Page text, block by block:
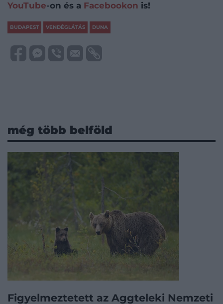
YouTube-on és a Facebookon is!
BUDAPEST VENDÉGLÁTÁS DUNA
még több belföld
Figyelmeztetett az Aggteleki Nemzeti